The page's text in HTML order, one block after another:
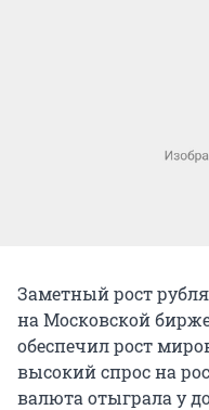
Заметный рост
на Московской
обеспечил рост
высокий спрос на
валюта отыграла у